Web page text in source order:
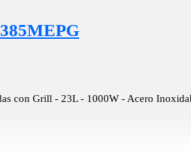
con Grill - 23L - 1000W - Acero